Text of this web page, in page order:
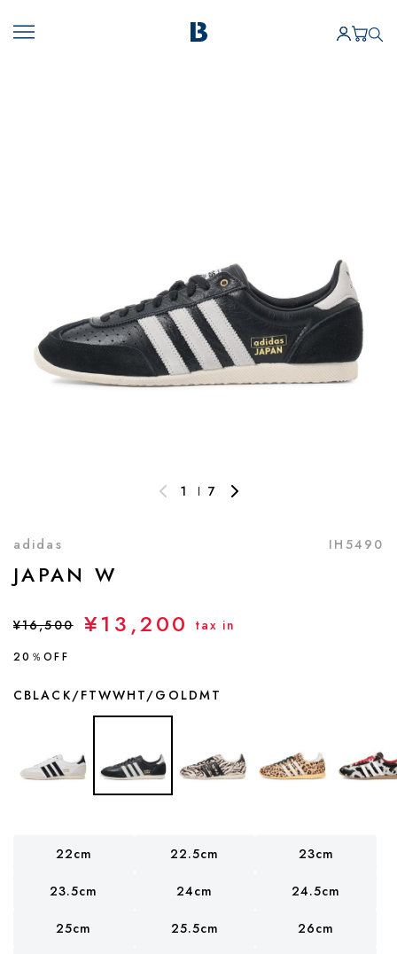
1 7
adidas IH5490
JAPAN W
¥16,500 ¥13,200 tax in
20％OFF
CBLACK/FTWWHT/GOLDMT
22cm 22.5cm 23cm
23.5cm 24cm 24.5cm
25cm 25.5cm 26cm